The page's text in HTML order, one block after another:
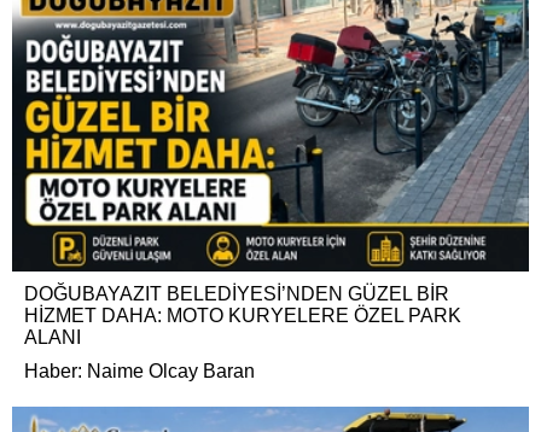
DOĞUBAYAZIT BELEDİYESİ’NDEN GÜZEL BİR
HİZMET DAHA: MOTO KURYELERE ÖZEL PARK
ALANI
Haber: Naime Olcay Baran